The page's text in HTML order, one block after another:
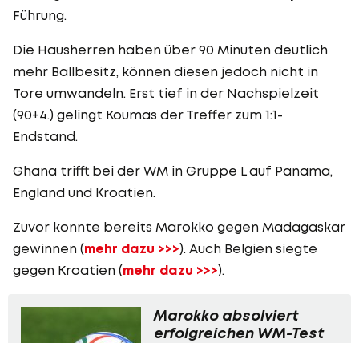
Führung.
Die Hausherren haben über 90 Minuten deutlich
mehr Ballbesitz, können diesen jedoch nicht in
Tore umwandeln. Erst tief in der Nachspielzeit
(90+4.) gelingt Koumas der Treffer zum 1:1-
Endstand.
Ghana trifft bei der WM in Gruppe L auf Panama,
England und Kroatien.
Zuvor konnte bereits Marokko gegen Madagaskar
gewinnen (mehr dazu >>>). Auch Belgien siegte
gegen Kroatien (mehr dazu >>>).
Marokko absolviert
erfolgreichen WM-Test